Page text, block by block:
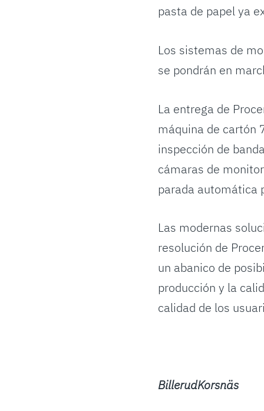
pasta de papel ya
Los sistemas de
se pondrán en
La entrega de
máquina de cartón
inspección de
cámaras de
parada automática
Las modernas
resolución de
un abanico de
producción y la
calidad de los
BillerudKorsnäs